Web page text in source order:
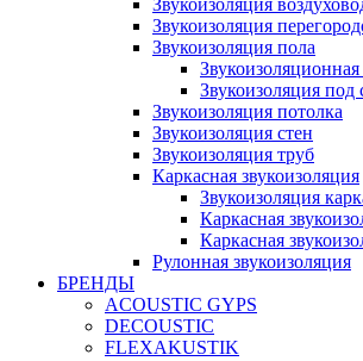
Звукоизоляция
Звукоизоляция
Звукоизоляция пола
Звукоизоляция под
Звукоизоляция потолка
Звукоизоляция стен
Звукоизоляция труб
Каркасная звукоизоляция
Звукоизоляция
Каркасная
Каркасная
Рулонная звукоизоляция
БРЕНДЫ
ACOUSTIC GYPS
DECOUSTIC
FLEXAKUSTIK